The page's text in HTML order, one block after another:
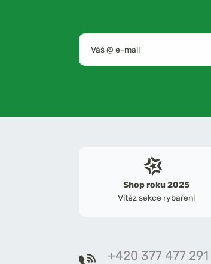
Shop roku 2025
Vítěz sekce rybaření
+420 377 477 291